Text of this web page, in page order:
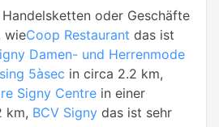
oder Geschäfte
wieCoop Restaurant das ist
Damen- und Herrenmode
5àsec in circa 2.2 km,
Signy Centre in einer
km, BCV Signy das ist sehr